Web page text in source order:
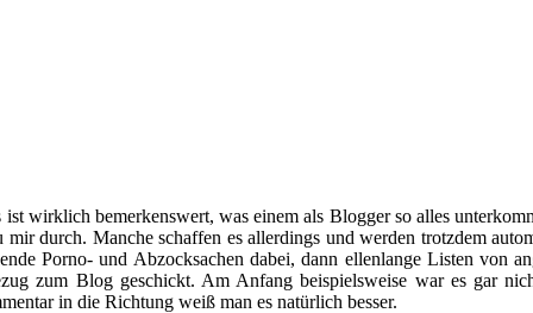
wirklich bemerkenswert, was einem als Blogger so alles
durch. Manche schaffen es allerdings und werden trotzdem
Porno- und Abzocksachen dabei, dann ellenlange Listen von
zum Blog geschickt. Am Anfang beispielsweise war es gar
in die Richtung weiß man es natürlich besser.